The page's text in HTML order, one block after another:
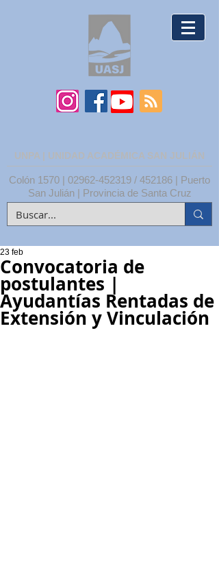
UNPA | UNIDAD ACADÉMICA SAN JULIÁN
Colón 1570 | 02962-452319 / 452186 | Puerto
San Julián | Provincia de Santa Cruz
Convocatoria de
postulantes |
Ayudantías Rentadas de
Extensión y Vinculación
23 feb